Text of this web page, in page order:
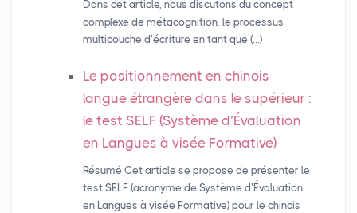
Dans cet article, nous discutons du concept
complexe de métacognition, le processus
multicouche d’écriture en tant que (…)
Le positionnement en chinois
langue étrangère dans le supérieur :
le test SELF (Système d’Évaluation
en Langues à visée Formative)
Résumé Cet article se propose de présenter le
test SELF (acronyme de Système d’Évaluation
en Langues à visée Formative) pour le chinois